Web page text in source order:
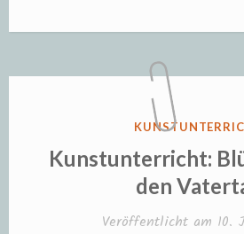
Kunstunterricht:
den
Veröffentlicht am 10.